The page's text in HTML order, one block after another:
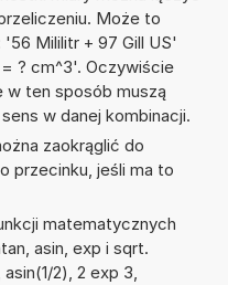
Może to
'56 Mililitr + 97 Gill US'
? cm^3'. Oczywiście
w ten sposób muszą
w danej kombinacji.
zaokrąglić do
przecinku, jeśli ma to
matematycznych
asin, exp i sqrt.
2), 2 exp 3,